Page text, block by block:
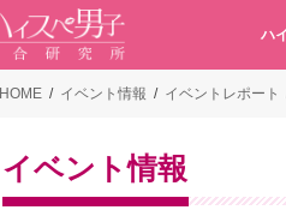
ハ
HOME イベント情報 イベントレポート
イベント情報